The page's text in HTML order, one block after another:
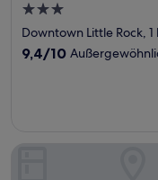
3.0-
Sterne-
Unterkunft
Downtown Little Rock,
9.4
9,4/10